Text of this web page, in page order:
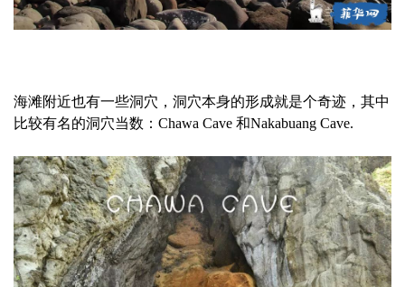
海滩附近也有一些洞穴，洞穴本身的形成就是个奇迹，其中
比较有名的洞穴当数：Chawa Cave 和Nakabuang Cave.